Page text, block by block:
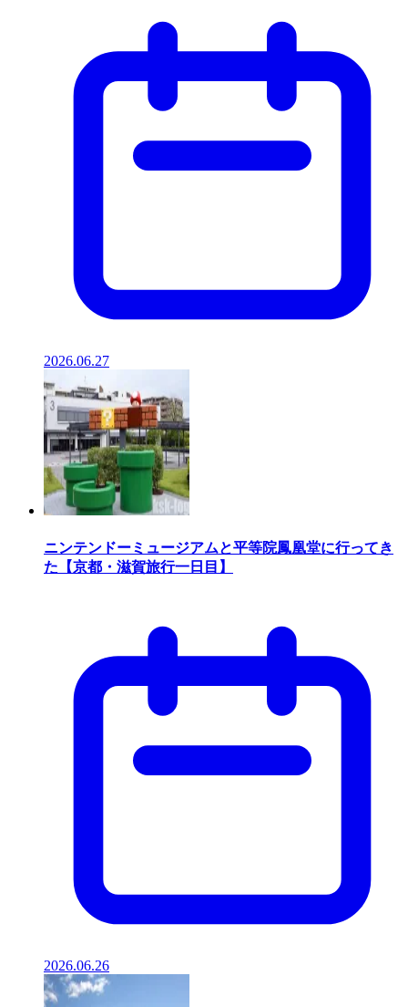
2026.06.27
ニンテンドーミュージアムと平等院鳳凰堂に行ってき
た【京都・滋賀旅行一日目】
2026.06.26